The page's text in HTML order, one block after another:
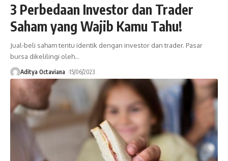
3 Perbedaan Investor dan Trader
Saham yang Wajib Kamu Tahu!
Jual-beli saham tentu identik dengan investor dan trader. Pasar
bursa dikelilingi oleh…
Aditya Octaviana 15/06/2023